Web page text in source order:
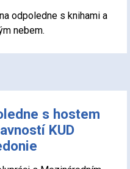
odpoledne s knihami a
nebem.
s hostem
KUD